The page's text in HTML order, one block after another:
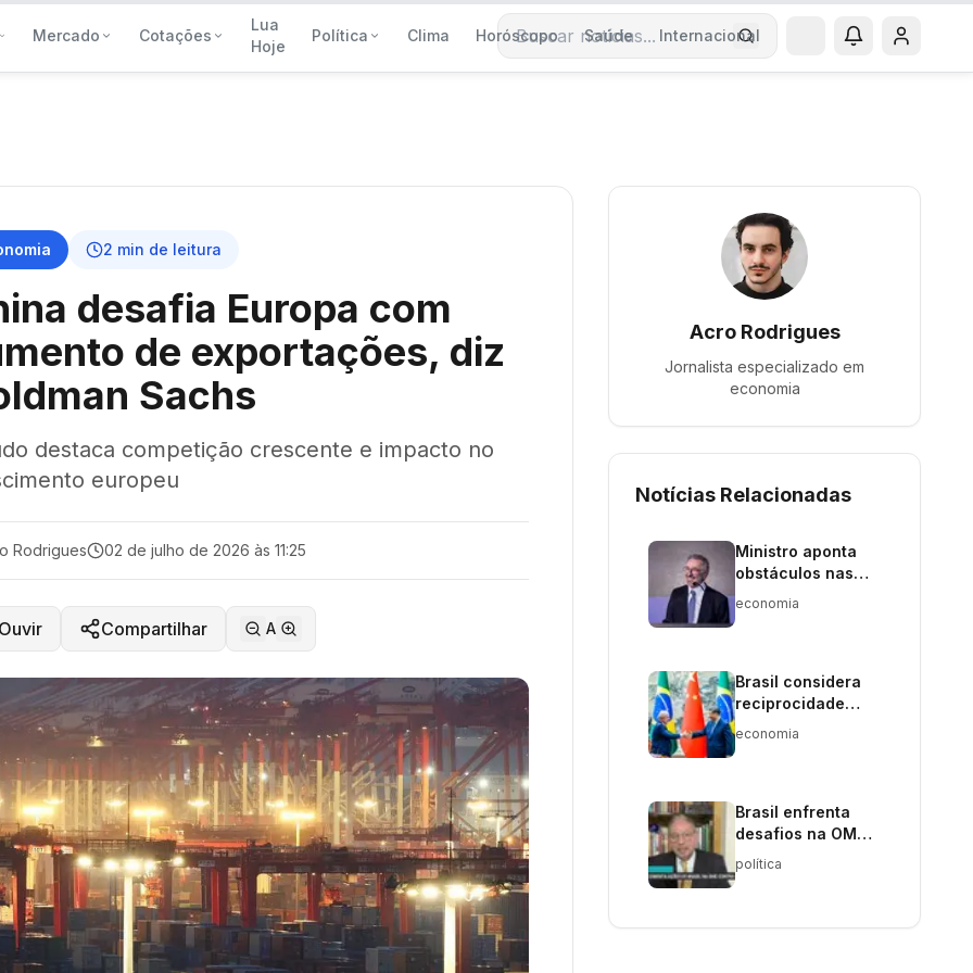
Mercado Cotações
Lua
Hoje
Política Clima Horóscopo Saúde Internacional
Buscar notícias
2 min de leitura
desafia Europa com
de exportações, diz
Sachs
destaca competição crescente e impacto no
europeu
Rodrigues 02 de julho de 2026 às 11:25
Compartilhar A
Acro Rodrigues
Jornalista especializado em
economia
Notícias Relacionadas
Ministro aponta
obstáculos nas
negociações
economia
Brasil considera
reciprocidade
para enfrentar
economia
Brasil enfrenta
desafios na OMC
contra EUA e
União Europeia
política